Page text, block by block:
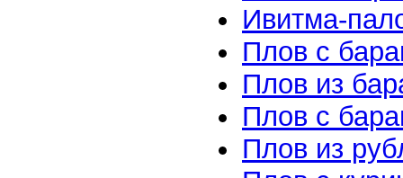
Ивитма-
Плов с
Плов из
Плов с
Плов из